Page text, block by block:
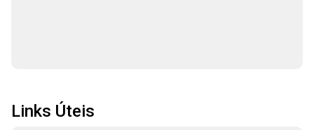
Links Úteis